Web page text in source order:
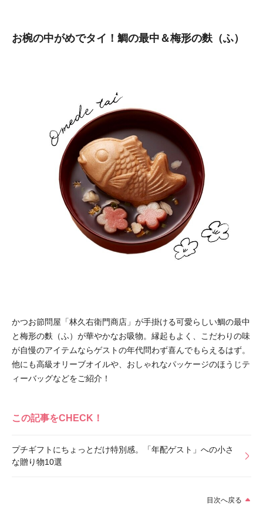
お椀の中がめでタイ！鯛の最中＆梅形の麩（ふ）
かつお節問屋「林久右衛門商店」が手掛ける可愛らしい鯛の最中
と梅形の麩（ふ）が華やかなお吸物。縁起もよく、こだわりの味
が自慢のアイテムならゲストの年代問わず喜んでもらえるはず。
他にも高級オリーブオイルや、おしゃれなパッケージのほうじテ
ィーバッグなどをご紹介！
この記事をCHECK！
プチギフトにちょっとだけ特別感。「年配ゲスト」への小さ
な贈り物10選
目次へ戻る